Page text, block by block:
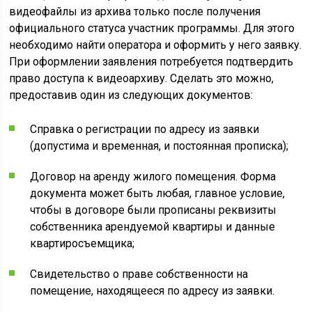
видеофайлы из архива только после получения
официального статуса участник программы. Для этого
необходимо найти оператора и оформить у него заявку.
При оформлении заявления потребуется подтвердить
право доступа к видеоархиву. Сделать это можно,
предоставив один из следующих документов:
Справка о регистрации по адресу из заявки
(допустима и временная, и постоянная прописка);
Договор на аренду жилого помещения. Форма
документа может быть любая, главное условие,
чтобы в договоре были прописаны реквизиты
собственника арендуемой квартиры и данные
квартиросъемщика;
Свидетельство о праве собственности на
помещение, находящееся по адресу из заявки.